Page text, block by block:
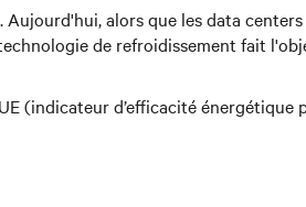
alors que les data
de refroidissement fait
(indicateur d’efficacité énergétique